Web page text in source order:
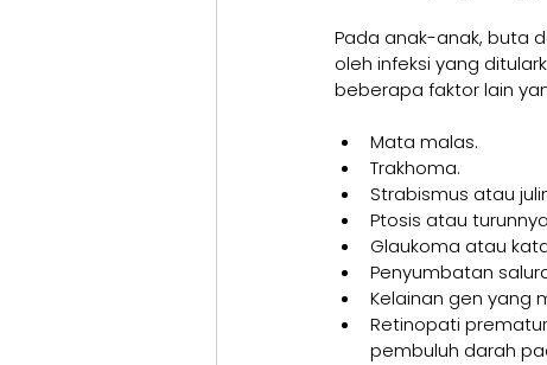
Pada anak-anak, buta
oleh infeksi yang
beberapa faktor lain
Mata malas.
Trakhoma.
Strabismus atau
Ptosis atau
Glaukoma atau
Penyumbatan
Kelainan gen yang
Retinopati
pembuluh darah